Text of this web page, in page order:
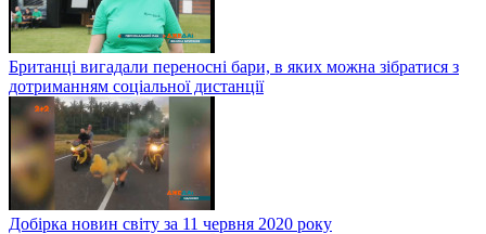
Британці вигадали переносні бари, в яких можна зібратися з
дотриманням соціальної дистанції
Добірка новин світу за 11 червня 2020 року